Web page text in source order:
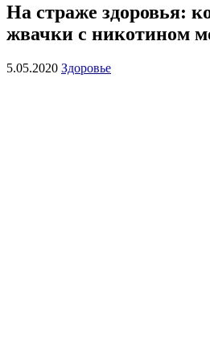
На страже здоровья:
жвачки с никотином
5.05.2020 Здоровье